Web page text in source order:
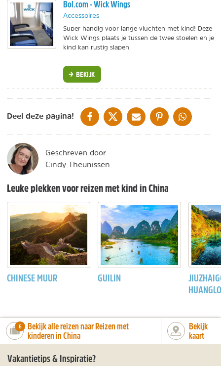
Bol.com - Wick Wings
Accessoires
Super handig voor lange vluchten met kind! Deze
Wick Wings plaats je tussen de twee stoelen en je
kind kan rustig slapen.
BEKIJK
Deel deze pagina! DELEN OP FACEBOOK
DELEN OP XDELEN VIA DE MAIL
DELEN OP PINTEREST
DELEN OP
Geschreven door
Cindy Theunissen
Leuke plekken voor reizen met kind in China
CHINESE MUUR GUILIN
number_of_trips:
6
Bekijk alle reizen naar Reizen met
kinderen in China
Bekijk
kaart
Vakantietips & Inspiratie?